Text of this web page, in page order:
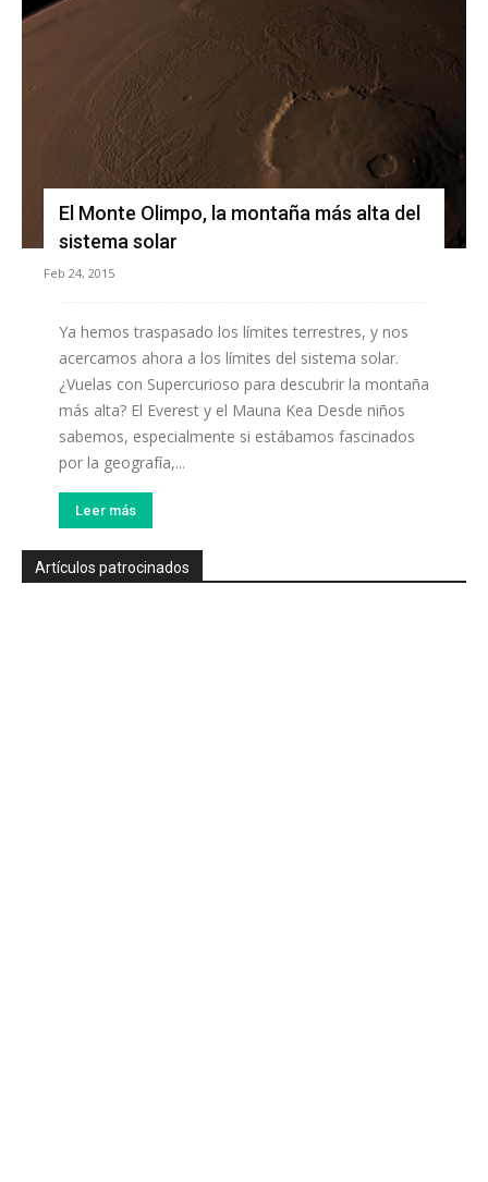
El Monte Olimpo, la montaña más alta del
sistema solar
Feb 24, 2015
Ya hemos traspasado los límites terrestres, y nos
acercamos ahora a los límites del sistema solar.
¿Vuelas con Supercurioso para descubrir la montaña
más alta? El Everest y el Mauna Kea Desde niños
sabemos, especialmente si estábamos fascinados
por la geografía,...
Leer más
Artículos patrocinados